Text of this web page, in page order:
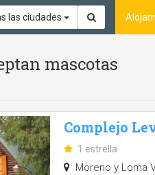
las ciudades
mascotas
Complejo
1 estrella
Moreno y Loma